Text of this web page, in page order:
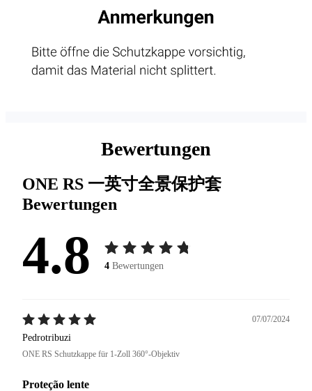
Bewertungen
ONE RS 一英寸全景保护套
Bewertungen
4.8 4 Bewertungen
07/07/2024
Pedrotribuzi
ONE RS Schutzkappe für 1-Zoll 360°-Objektiv
Proteção lente